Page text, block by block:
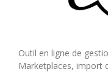
Outil en ligne de
Marketplaces, import